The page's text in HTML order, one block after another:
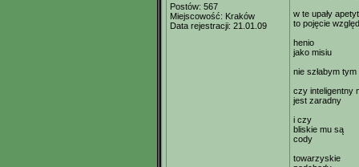
Postów: 567
Miejscowość: Kraków
Data rejestracji: 21.01.09
w te upały apetyt
to pojęcie
henio
jako misiu
nie szłabym
czy inteligentny
jest zaradny
i czy
bliskie mu są
cody
towarzyskie